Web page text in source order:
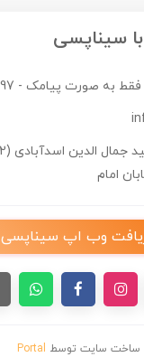
با سیناپسی
امام
وب اپ سیناپسی
ساخت سایت توسط Portal